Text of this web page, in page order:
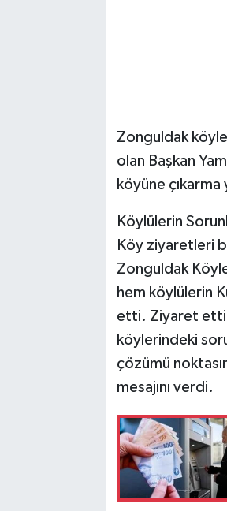
Zonguldak
olan Başkan
köyüne çıkarma
Köylülerin
Köy ziyaretleri
Zonguldak
hem köylülerin
etti. Ziyaret
köylerindeki
çözümü
mesajını verdi.